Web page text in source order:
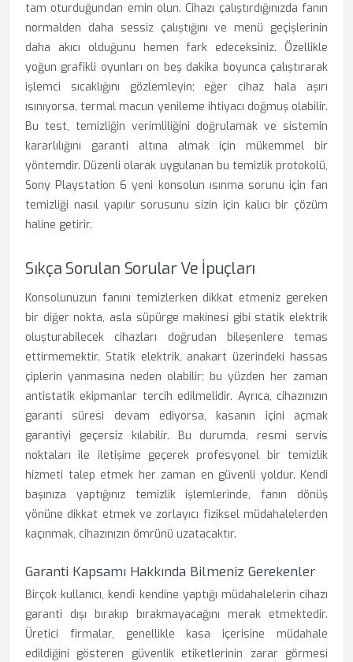
tam oturduğundan emin olun. Cihazı çalıştırdığınızda fanın
normalden daha sessiz çalıştığını ve menü geçişlerinin
daha akıcı olduğunu hemen fark edeceksiniz. Özellikle
yoğun grafikli oyunları on beş dakika boyunca çalıştırarak
işlemci sıcaklığını gözlemleyin; eğer cihaz hala aşırı
ısınıyorsa, termal macun yenileme ihtiyacı doğmuş olabilir.
Bu test, temizliğin verimliliğini doğrulamak ve sistemin
kararlılığını garanti altına almak için mükemmel bir
yöntemdir. Düzenli olarak uygulanan bu temizlik protokolü,
Sony Playstation 6 yeni konsolun ısınma sorunu için fan
temizliği nasıl yapılır sorusunu sizin için kalıcı bir çözüm
haline getirir.
Sıkça Sorulan Sorular Ve İpuçları
Konsolunuzun fanını temizlerken dikkat etmeniz gereken
bir diğer nokta, asla süpürge makinesi gibi statik elektrik
oluşturabilecek cihazları doğrudan bileşenlere temas
ettirmemektir. Statik elektrik, anakart üzerindeki hassas
çiplerin yanmasına neden olabilir; bu yüzden her zaman
antistatik ekipmanlar tercih edilmelidir. Ayrıca, cihazınızın
garanti süresi devam ediyorsa, kasanın içini açmak
garantiyi geçersiz kılabilir. Bu durumda, resmi servis
noktaları ile iletişime geçerek profesyonel bir temizlik
hizmeti talep etmek her zaman en güvenli yoldur. Kendi
başınıza yaptığınız temizlik işlemlerinde, fanın dönüş
yönüne dikkat etmek ve zorlayıcı fiziksel müdahalelerden
kaçınmak, cihazınızın ömrünü uzatacaktır.
Garanti Kapsamı Hakkında Bilmeniz Gerekenler
Birçok kullanıcı, kendi kendine yaptığı müdahalelerin cihazı
garanti dışı bırakıp bırakmayacağını merak etmektedir.
Üretici firmalar, genellikle kasa içerisine müdahale
edildiğini gösteren güvenlik etiketlerinin zarar görmesi